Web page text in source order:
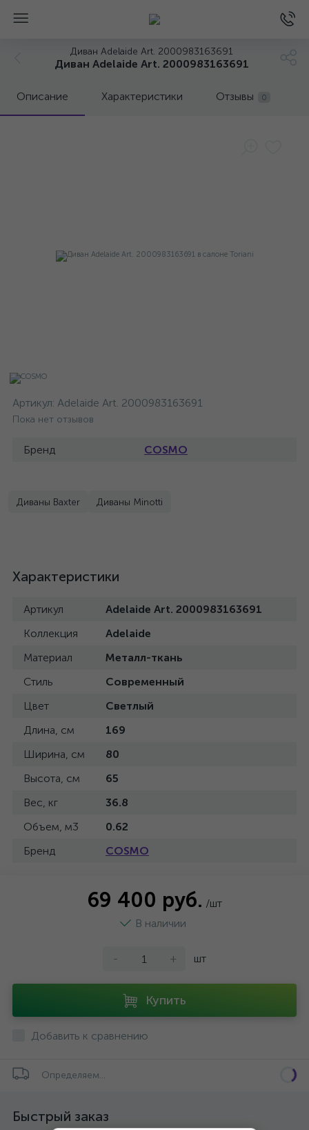
Диван Adelaide Art. 2000983163691
Диван Adelaide Art. 2000983163691
Описание Характеристики Отзывы 0
Артикул: Adelaide Art. 2000983163691
Пока нет отзывов
Бренд COSMO
Диваны Baxter Диваны Minotti
Характеристики
Артикул
Adelaide Art. 2000983163691
Коллекция
Adelaide
Материал
Металл-ткань
Стиль
Современный
Цвет
Светлый
Длина, см
169
Ширина, см
80
Высота, см
65
Вес, кг
36.8
Объем, м3
0.62
Бренд
COSMO
69 400 руб. /шт
В наличии
- + шт
Купить
Добавить к сравнению
Определяем...
Быстрый заказ